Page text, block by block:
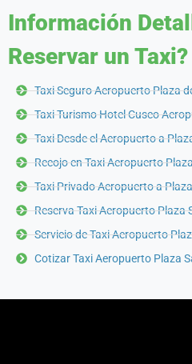
Información
Reservar un Taxi?
Taxi Seguro Aeropuerto Plaza
Taxi Turismo Hotel Cusco
Taxi Desde el Aeropuerto a
Recojo en Taxi Aeropuerto
Taxi Privado Aeropuerto a
Reserva Taxi Aeropuerto Plaza
Servicio de Taxi Aeropuerto
Cotizar Taxi Aeropuerto Plaza